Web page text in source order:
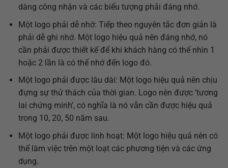
dàng công nhận và các biểu tượng phải đáng nhớ.
Một logo phải dễ nhớ: Tiếp theo nguyên tắc đơn giản là
phải dễ ghi nhớ. Một logo hiệu quả nên đáng nhớ, nó
cần phải được thiết kế để khi khách hàng có thể nhìn 1
hoặc 2 lần là có thể nhớ đến logo đó.
Một logo phải được lâu dài: Một logo hiệu quả nên chịu
đựng sự thử thách của thời gian. Logo nên được ‘tương
lai chứng minh’, có nghĩa là nó vẫn cần được hiệu quả
trong 10, 20, 50 năm sau.
Một logo phải được linh hoạt: Một logo hiệu quả nên có
thể làm việc trên một loạt các phương tiện và các ứng
dụng.